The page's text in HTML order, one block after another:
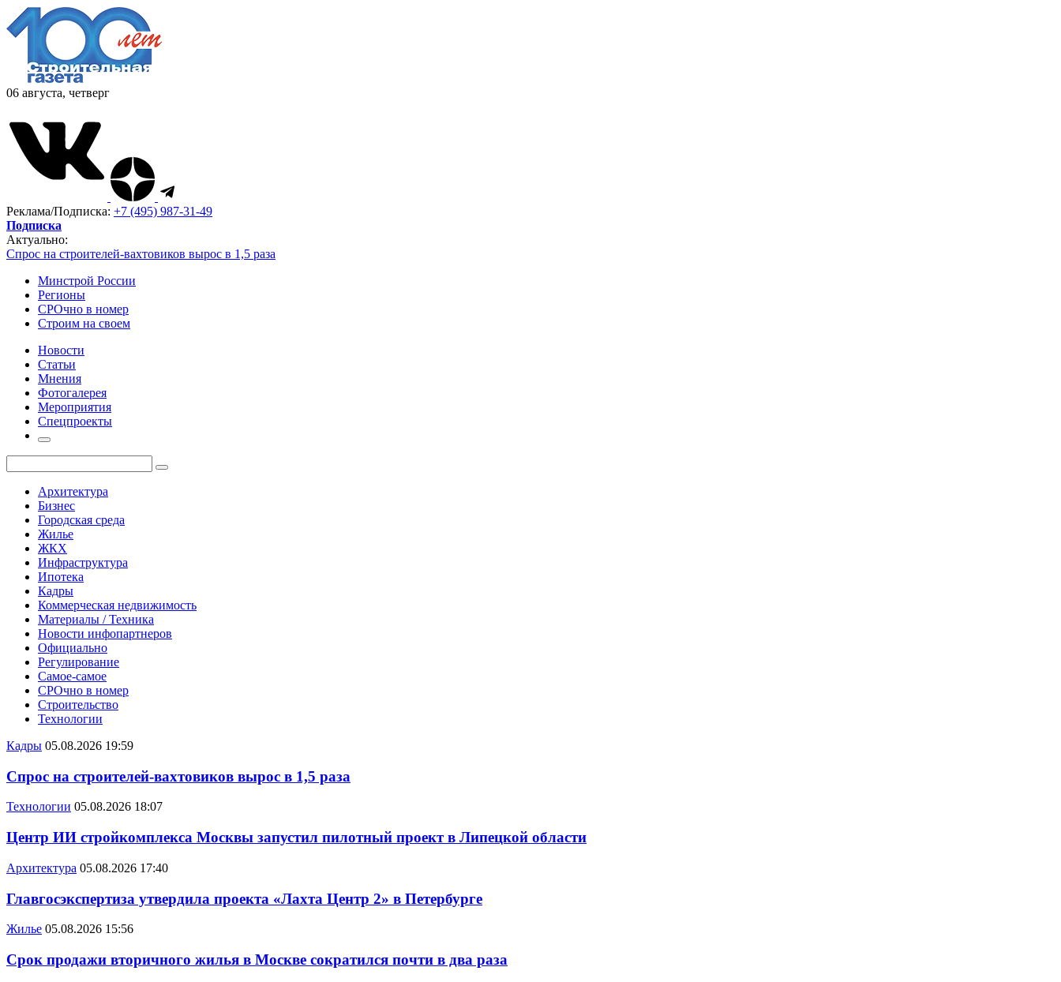
06 августа, четверг
Реклама/Подписка: +7 (495) 987-31-49
Подписка
Актуально:
Спрос на строителей-вахтовиков вырос в 1,5 раза
Минстрой России
Регионы
СРОчно в номер
Строим на своем
Новости
Статьи
Мнения
Фотогалерея
Мероприятия
Спецпроекты
Архитектура
Бизнес
Городская среда
Жилье
ЖКХ
Инфраструктура
Ипотека
Кадры
Коммерческая недвижимость
Материалы / Техника
Новости инфопартнеров
Официально
Регулирование
Самое-самое
СРОчно в номер
Строительство
Технологии
Кадры 05.08.2026 19:59
Спрос на строителей-вахтовиков вырос в 1,5 раза
Технологии 05.08.2026 18:07
Центр ИИ стройкомплекса Москвы запустил пилотный проект в Липецкой области
Архитектура 05.08.2026 17:40
Главгосэкспертиза утвердила проекта «Лахта Центр 2» в Петербурге
Жилье 05.08.2026 15:56
Срок продажи вторичного жилья в Москве сократился почти в два раза